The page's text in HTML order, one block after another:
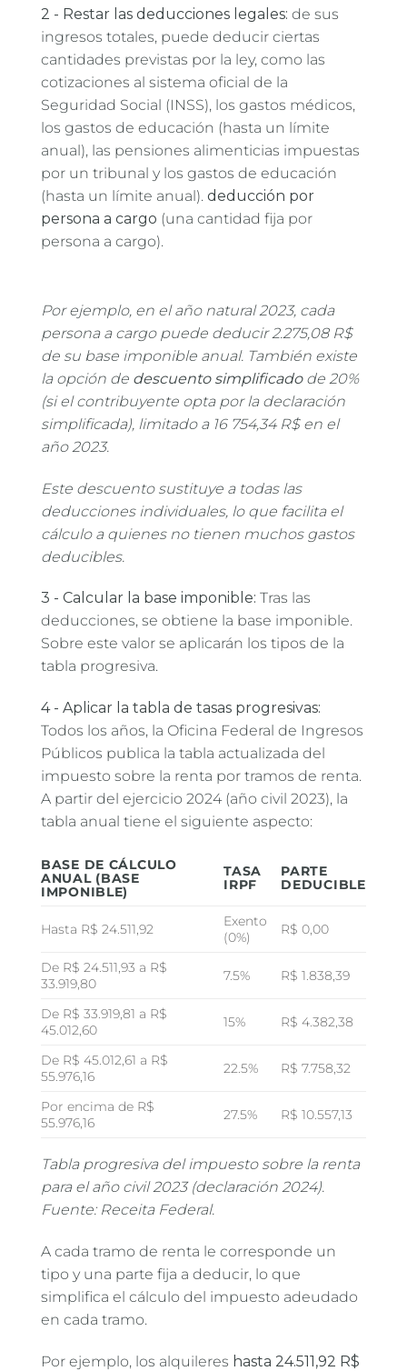
2 - Restar las deducciones legales: de sus
ingresos totales, puede deducir ciertas
cantidades previstas por la ley, como las
cotizaciones al sistema oficial de la
Seguridad Social (INSS), los gastos médicos,
los gastos de educación (hasta un límite
anual), las pensiones alimenticias impuestas
por un tribunal y los gastos de educación
(hasta un límite anual). deducción por
persona a cargo (una cantidad fija por
persona a cargo).
Por ejemplo, en el año natural 2023, cada
persona a cargo puede deducir 2.275,08 R$
de su base imponible anual. También existe
la opción de descuento simplificadode 20%
(si el contribuyente opta por la declaración
simplificada), limitado a 16 754,34 R$ en el
año 2023.
Este descuento sustituye a todas las
deducciones individuales, lo que facilita el
cálculo a quienes no tienen muchos gastos
deducibles.
3 - Calcular la base imponible: Tras las
deducciones, se obtiene la base imponible.
Sobre este valor se aplicarán los tipos de la
tabla progresiva.
4 - Aplicar la tabla de tasas progresivas:
Todos los años, la Oficina Federal de Ingresos
Públicos publica la tabla actualizada del
impuesto sobre la renta por tramos de renta.
A partir del ejercicio 2024 (año civil 2023), la
tabla anual tiene el siguiente aspecto:
BASE DE CÁLCULO
ANUAL (BASE
IMPONIBLE)
TASA
IRPF
PARTE
DEDUCIBLE
Hasta R$ 24.511,92
Exento
(0%)
R$ 0,00
De R$ 24.511,93 a R$
33.919,80
7.5% R$ 1.838,39
De R$ 33.919,81 a R$
45.012,60
15% R$ 4.382,38
De R$ 45.012,61 a R$
55.976,16
22.5% R$ 7.758,32
Por encima de R$
55.976,16
27.5% R$ 10.557,13
Tabla progresiva del impuesto sobre la renta
para el año civil 2023 (declaración 2024).
Fuente: Receita Federal.
A cada tramo de renta le corresponde un
tipo y una parte fija a deducir, lo que
simplifica el cálculo del impuesto adeudado
en cada tramo.
Por ejemplo, los alquileres hasta 24.511,92 R$